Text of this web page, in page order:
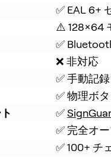
✅ EAL 6+
⚠️ 128×64
✅
❌ 非対応
✅ 手動記
✅ 物理ボ
✅
✅ 完全オ
✅ 100+ チ